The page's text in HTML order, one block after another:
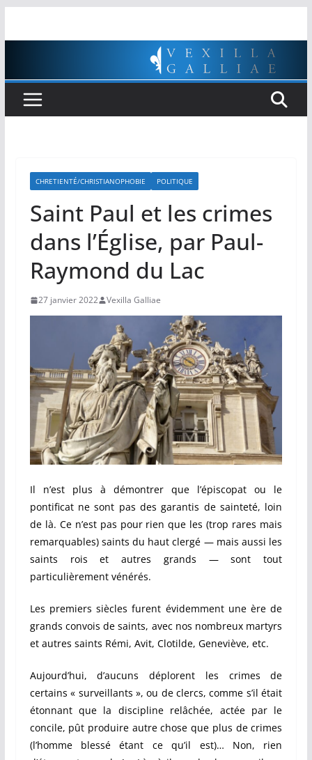
CHRETIENTÉ/CHRISTIANOPHOBIE POLITIQUE
Saint Paul et les crimes
dans l’Église, par Paul-
Raymond du Lac
27 janvier 2022 Vexilla Galliae
Il n’est plus à démontrer que l’épiscopat ou le
pontificat ne sont pas des garantis de sainteté, loin
de là. Ce n’est pas pour rien que les (trop rares mais
remarquables) saints du haut clergé — mais aussi les
saints rois et autres grands — sont tout
particulièrement vénérés.
Les premiers siècles furent évidemment une ère de
grands convois de saints, avec nos nombreux martyrs
et autres saints Rémi, Avit, Clotilde, Geneviève, etc.
Aujourd’hui, d’aucuns déplorent les crimes de
certains « surveillants », ou de clercs, comme s’il était
étonnant que la discipline relâchée, actée par le
concile, pût produire autre chose que plus de crimes
(l’homme blessé étant ce qu’il est)… Non, rien